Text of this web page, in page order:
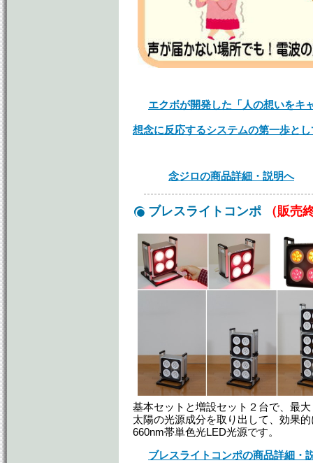
エクボが開発した「人の想いをキ
想念に反応するシステムの第一歩と
念ジロの商品詳細・説明へ
ブレスライトコンポ （販売
基本セットと増設セット２台で、最
太陽の光源成分を取り出して、効果
660nm帯単色光LED光源です。
ブレスライトコンポの商品詳細・